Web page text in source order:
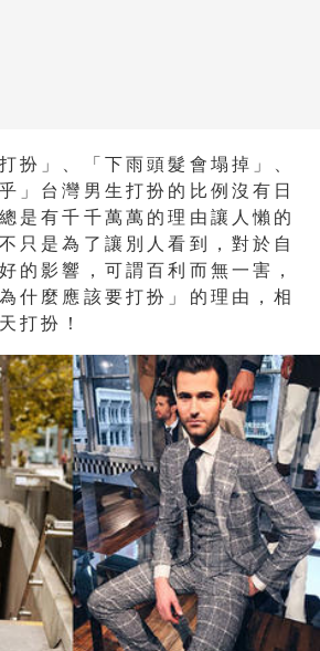
扮」、「下雨頭髮會塌掉」、
」台灣男生打扮的比例沒有日
是有千千萬萬的理由讓人懶的
只是為了讓別人看到，對於自
的影響，可謂百利而無一害，
什麼應該要打扮」的理由，相
打扮！